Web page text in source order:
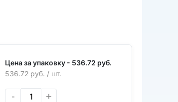
Цена за упаковку - 536.72 руб.
536.72 руб. / шт.
- +